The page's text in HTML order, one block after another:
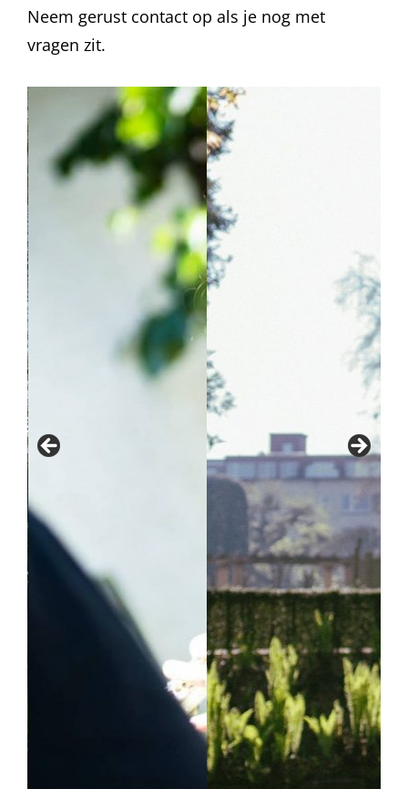
Neem gerust contact op als je nog met
vragen zit.